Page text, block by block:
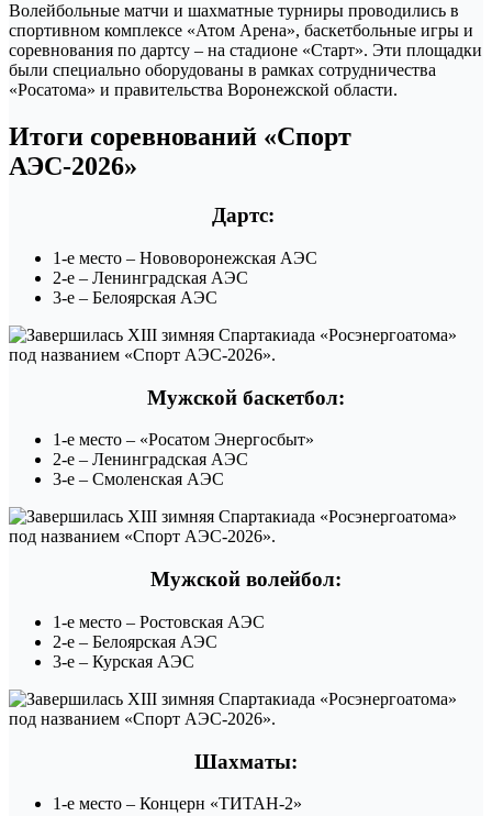
Волейбольные матчи и шахматные турниры проводились в
спортивном комплексе «Атом Арена», баскетбольные игры и
соревнования по дартсу – на стадионе «Старт». Эти площадки
были специально оборудованы в рамках сотрудничества
«Росатома» и правительства Воронежской области.
Итоги соревнований «Спорт
АЭС-2026»
Дартс:
1-е место – Нововоронежская АЭС
2-е – Ленинградская АЭС
3-е – Белоярская АЭС
Мужской баскетбол:
1-е место – «Росатом Энергосбыт»
2-е – Ленинградская АЭС
3-е – Смоленская АЭС
Мужской волейбол:
1-е место – Ростовская АЭС
2-е – Белоярская АЭС
3-е – Курская АЭС
Шахматы:
1-е место – Концерн «ТИТАН-2»